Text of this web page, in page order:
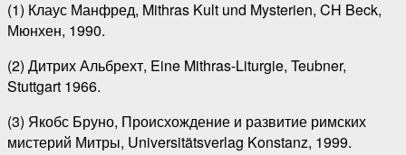
(1) Клаус Манфред, Mithras Kult und Mysterien, CH Beck,
Мюнхен, 1990.
(2) Дитрих Альбрехт, Eine Mithras-Liturgie, Teubner,
Stuttgart 1966.
(3) Якобс Бруно, Происхождение и развитие римских
мистерий Митры, Universitätsverlag Konstanz, 1999.